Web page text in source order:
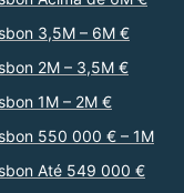
3,5M – 6M €
2M – 3,5M €
1M – 2M €
550 000 € – 1M
Até 549 000 €